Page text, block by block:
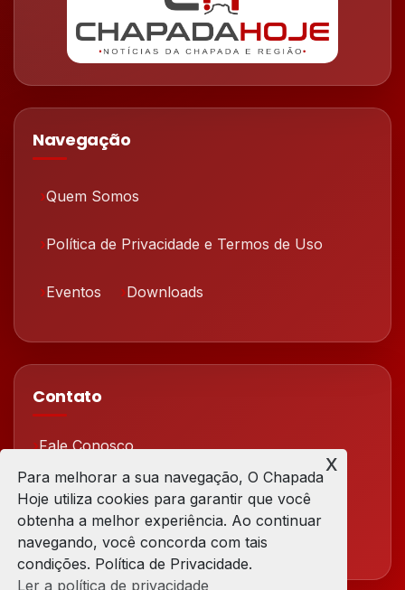
Navegação
Quem Somos
Política de Privacidade e Termos de Uso
Eventos Downloads
Contato
Fale Conosco
Redes Sociais
Para melhorar a sua navegação, O Chapada
Hoje utiliza cookies para garantir que você
obtenha a melhor experiência. Ao continuar
navegando, você concorda com tais
condições. Política de Privacidade.
Ler a política de privacidade
x